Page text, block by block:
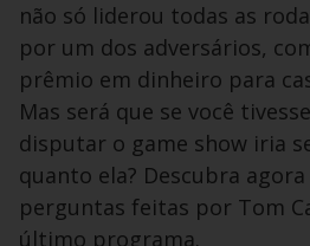
não só liderou todas as
por um dos adversários,
prêmio em dinheiro para
Mas será que se você
disputar o game show iria
quanto ela? Descubra
perguntas feitas por Tom
último programa.